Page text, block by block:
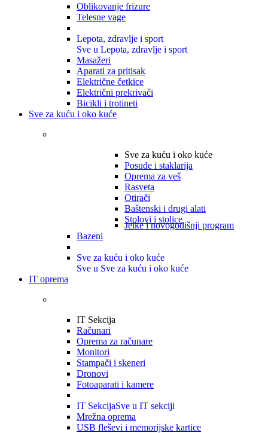
Oblikovanje frizure
Telesne vage
Lepota, zdravlje i sport
Sve u Lepota, zdravlje i sport
Masažeri
Aparati za pritisak
Električne četkice
Električni prekrivači
Bicikli i trotineti
Sve za kuću i oko kuće
Sve za kuću i oko kuće
Posuđe i staklarija
Oprema za veš
Rasveta
Otirači
Baštenski i drugi alati
Stolovi i stolice
Jelke i novogodišnji program
Bazeni
Sve za kuću i oko kuće
Sve u Sve za kuću i oko kuće
IT oprema
IT Sekcija
Računari
Oprema za računare
Monitori
Stampači i skeneri
Dronovi
Fotoaparati i kamere
IT SekcijaSve u IT sekciji
Mrežna oprema
USB fleševi i memorijske kartice